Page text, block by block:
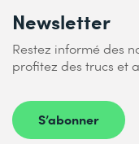
Newsletter
Restez informé des
profitez des trucs et
S’abonner